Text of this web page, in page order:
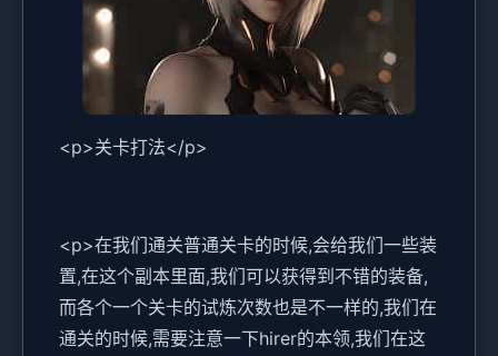
<p>关卡打法</p>
<p>在我们通关普通关卡的时候,会给我们一些装
置,在这个副本里面,我们可以获得到不错的装备,
而各个一个关卡的试炼次数也是不一样的,我们在
通关的时候,需要注意一下hirer的本领,我们在这